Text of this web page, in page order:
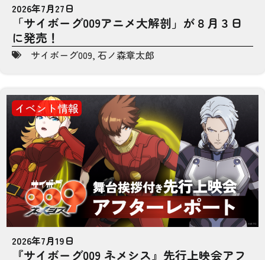
2026年7月27日
「サイボーグ009アニメ大解剖」が８月３日
に発売！
サイボーグ009, 石ノ森章太郎
イベント情報
2026年7月19日
『サイボーグ009 ネメシス』先行上映会アフ